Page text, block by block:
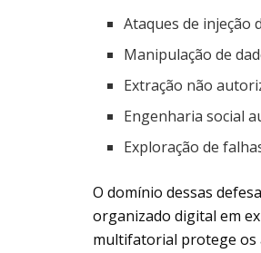
Ataques de injeção
Manipulação de
Extração não
Engenharia social
Exploração de
O domínio dessas
organizado digital em
multifatorial protege os